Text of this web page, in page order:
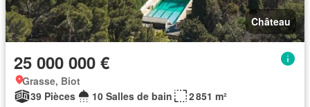
Château
25 000 000 €
Grasse, Biot
39 Pièces
10 Salles de bain 2 851 m²